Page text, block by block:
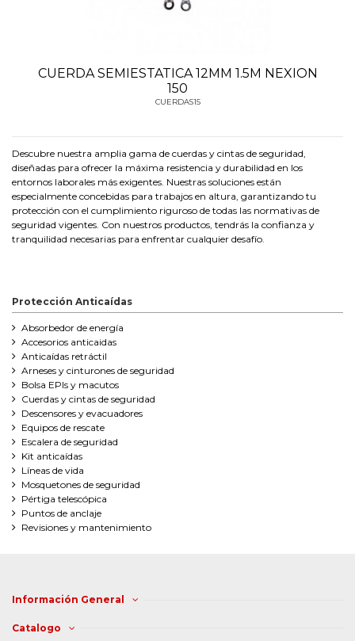
CUERDA SEMIESTATICA 12MM 1.5M NEXION
150
CUERDAS15
Descubre nuestra amplia gama de cuerdas y cintas de seguridad,
diseñadas para ofrecer la máxima resistencia y durabilidad en los
entornos laborales más exigentes. Nuestras soluciones están
especialmente concebidas para trabajos en altura, garantizando tu
protección con el cumplimiento riguroso de todas las normativas de
seguridad vigentes. Con nuestros productos, tendrás la confianza y
tranquilidad necesarias para enfrentar cualquier desafío.
Protección Anticaídas
Absorbedor de energía
Accesorios anticaidas
Anticaídas retráctil
Arneses y cinturones de seguridad
Bolsa EPIs y macutos
Cuerdas y cintas de seguridad
Descensores y evacuadores
Equipos de rescate
Escalera de seguridad
Kit anticaídas
Líneas de vida
Mosquetones de seguridad
Pértiga telescópica
Puntos de anclaje
Revisiones y mantenimiento
Información General
Catalogo